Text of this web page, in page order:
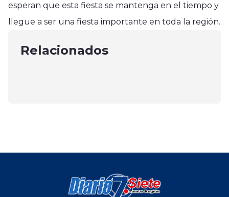
esperan que esta fiesta se mantenga en el tiempo y
llegue a ser una fiesta importante en toda la región.
Relacionados
Región del Maule
Detenidos sujetos queofrecían
enero 24, 2025
Región del Maule
receptación de vehículo en Parral
Municipalidad de Retiro e INDAP